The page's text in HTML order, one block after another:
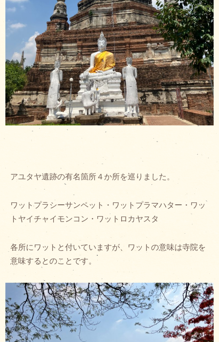
アユタヤ遺跡の有名箇所４か所を巡りました。
ワットプラシーサンペット・ワットプラマハター・ワッ
トヤイチャイモンコン・ワットロカヤスタ
各所にワットと付いていますが、ワットの意味は寺院を
意味するとのことです。